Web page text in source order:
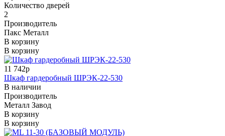
Количество дверей
2
Производитель
Пакс Металл
В корзину
В корзину
11 742р
Шкаф гардеробный ШРЭК-22-530
В наличии
Производитель
Металл Завод
В корзину
В корзину